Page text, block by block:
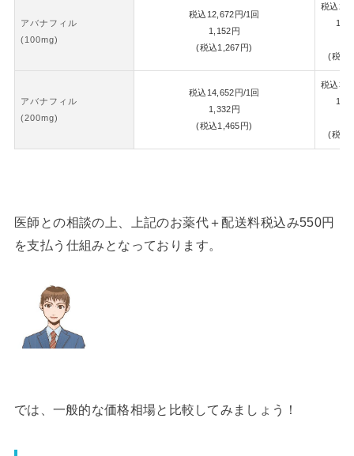
アバナフィル
(100mg)
税込 12,672円/1回
1,152円
(税込1,267円)
税込
1錠
(税込
アバナフィル
(200mg)
税込 14,652円/1回
1,332円
(税込1,465円)
税込
1錠
(税込
医師との相談の上、上記のお薬代＋配送料税込み550円
を支払う仕組みとなっております。
では、一般的な価格相場と比較してみましょう！